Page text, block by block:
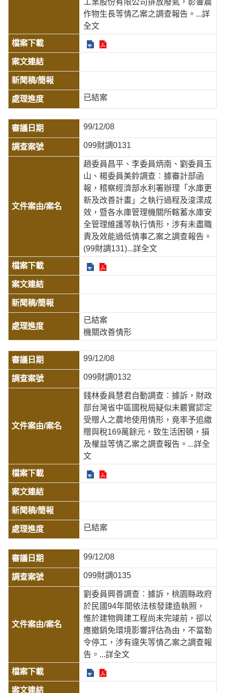
工業股份有限公司排放廢氣，影響農
作物生長等情乙案之調查報告。 ...詳
全文
已結案
99/12/08
099財調0131
趙委員昌平、李委員炳南、劉委員玉
山、楊委員美鈴調查︰據審計部函
報，稽察經濟部水利署辦理「水庫更
新及改善計畫」之執行過程及浚渫成
效，暨各水庫管理機關所轄蓄水庫安
全管理維護等執行情形，涉有未盡職
責及效能過低情事乙案之調查報告。
(99財調131)...詳全文
已結案
機關改善情形
99/12/08
099財調0132
錢林委員慧君自動調查︰據訴，財政
部台灣省中區國稅局疑似未覈實認定
受贈人之農地使用情形，竟率予追繳
贈與稅169萬餘元，致生活困頓，損
及權益等情乙案之調查報告。 ...詳全
文
已結案
99/12/08
099財調0135
劉委員興善調查︰據訴，桃園縣政府
於民國94年間依法核發建造執照，
惟於建物興建工程尚未完竣前，卻以
應撤銷免環境影響評估為由，不當勒
令停工，涉有違失等情乙案之調查報
告。 ...詳全文